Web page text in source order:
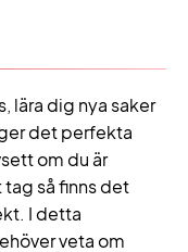
lära dig nya saker
det perfekta
om du är
så finns det
I detta
veta om